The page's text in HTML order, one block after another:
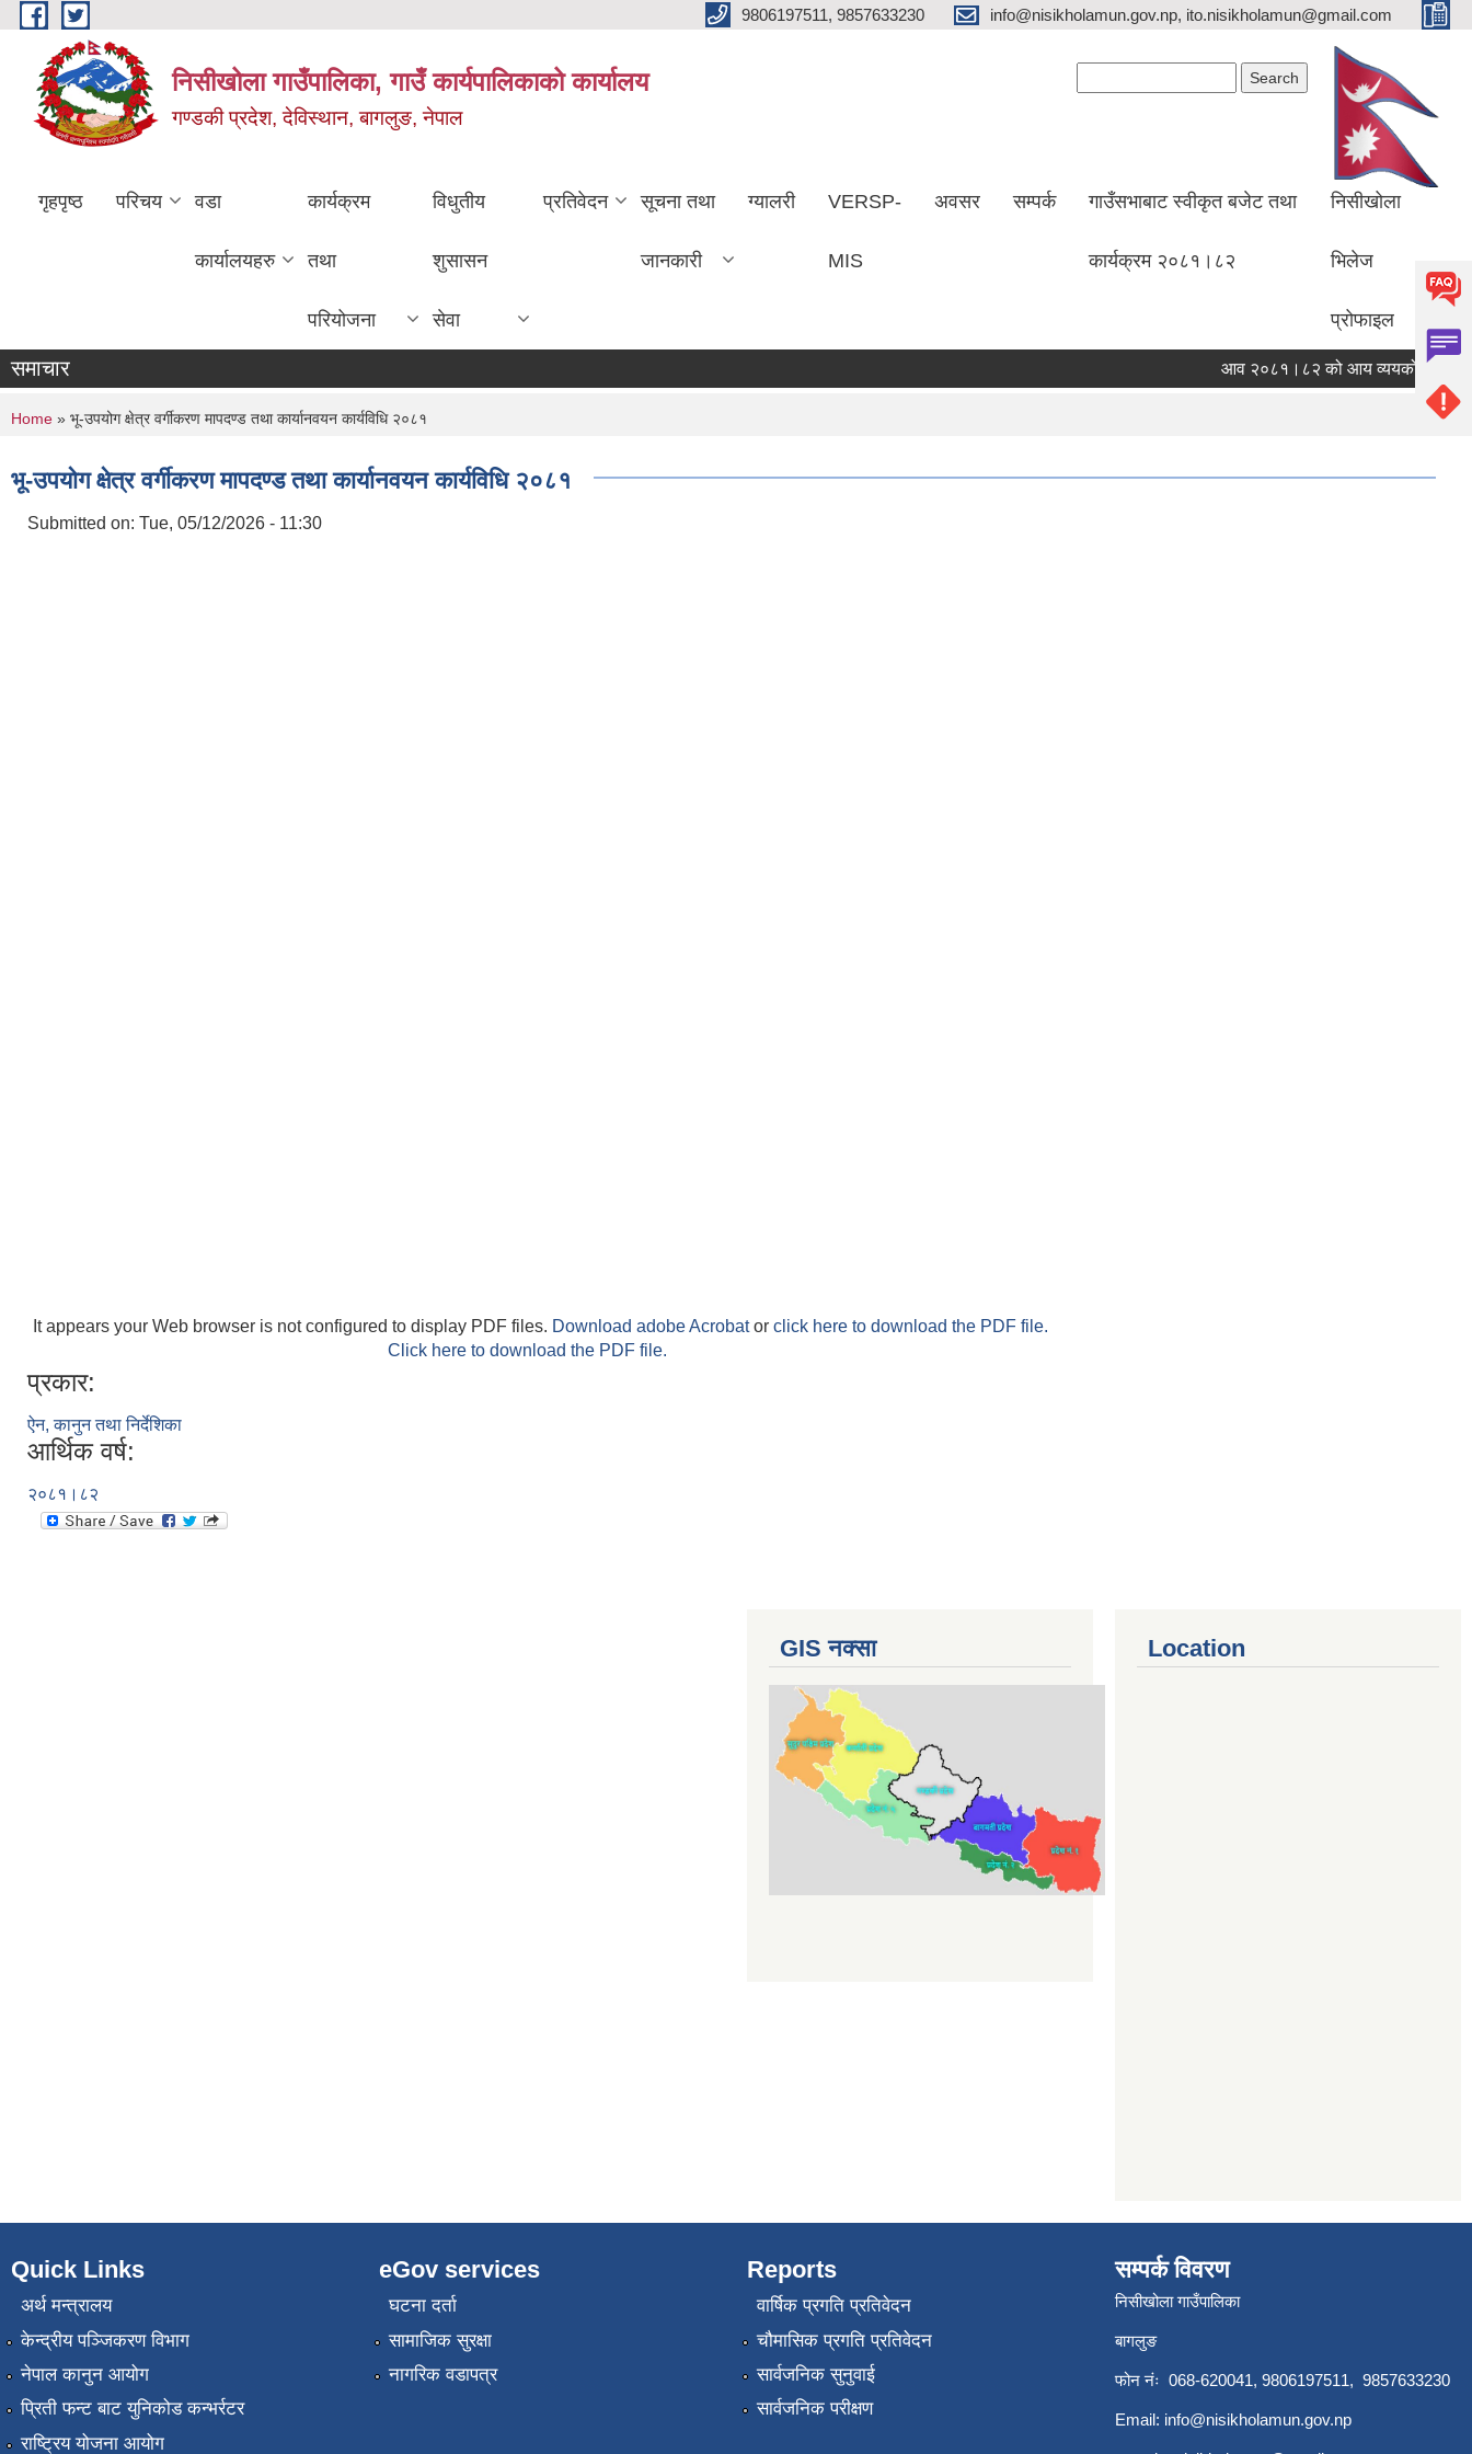
Skip to main content 9806197511, 9857633230 info@nisikholamun.gov.np, ito.nisikholamun@gmail.com
निसीखोला गाउँपालिका, गाउँ कार्यपालिकाको कार्यालय
गण्डकी प्रदेश, देविस्थान, बागलुङ, नेपाल
गृहपृष्ठ परिचय वडा
कार्यालयहरु
कार्यक्रम
तथा
परियोजना
विधुतीय
शुसासन
सेवा
प्रतिवेदन सूचना तथा
जानकारी
ग्यालरी VERSP-
MIS
अवसर सम्पर्क गाउँसभाबाट स्वीकृत बजेट तथा
कार्यक्रम २०८१।८२
निसीखोला
भिलेज
प्रोफाइल
समाचार आव २०८१।८२ को आय व्ययको विवरण
You are here
Home » भू-उपयोग क्षेत्र वर्गीकरण मापदण्ड तथा कार्यानवयन कार्यविधि २०८१
भू-उपयोग क्षेत्र वर्गीकरण मापदण्ड तथा कार्यानवयन कार्यविधि २०८१
Submitted on: Tue, 05/12/2026 - 11:30
It appears your Web browser is not configured to display PDF files. Download adobe Acrobator click here to download the PDF file.
Click here to download the PDF file.
प्रकार:
ऐन, कानुन तथा निर्देशिका
आर्थिक वर्ष:
२०८१।८२
GIS नक्सा Location
Quick Links
अर्थ मन्त्रालय
केन्द्रीय पञ्जिकरण विभाग
नेपाल कानुन आयोग
प्रिती फन्ट बाट युनिकोड कन्भर्रटर
राष्ट्रिय योजना आयोग
eGov services
घटना दर्ता
सामाजिक सुरक्षा
नागरिक वडापत्र
Reports
वार्षिक प्रगति प्रतिवेदन
चौमासिक प्रगति प्रतिवेदन
सार्वजनिक सुनुवाई
सार्वजनिक परीक्षण
सम्पर्क विवरण
निसीखोला गाउँपालिका
बागलुङ
फोन नंः 068-620041, 9806197511, 9857633230
Email: info@nisikholamun.gov.np